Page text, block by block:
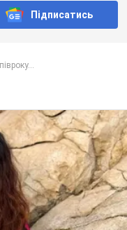
Підписатись